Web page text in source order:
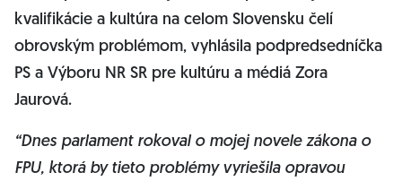
kvalifikácie a kultúra na celom Slovensku čelí
obrovským problémom, vyhlásila podpredsedníčka
PS a Výboru NR SR pre kultúru a médiá Zora
Jaurová.
“Dnes parlament rokoval o mojej novele zákona o
FPU, ktorá by tieto problémy vyriešila opravou